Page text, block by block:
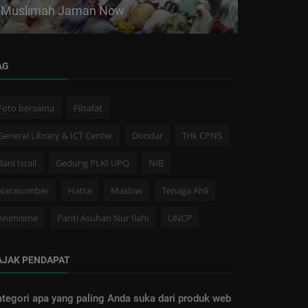
Muslimah Jaman Now
bersama Filsafat
Library & ICT Center Dondar Trik CPNS
Israil Gedung PLKI UPQ NIB
Hatta Maslow Tenaga Ahli
Panti Asuhan Nur Ilahi UNCP
PENDAPAT
apa yang paling Anda suka dari produk web